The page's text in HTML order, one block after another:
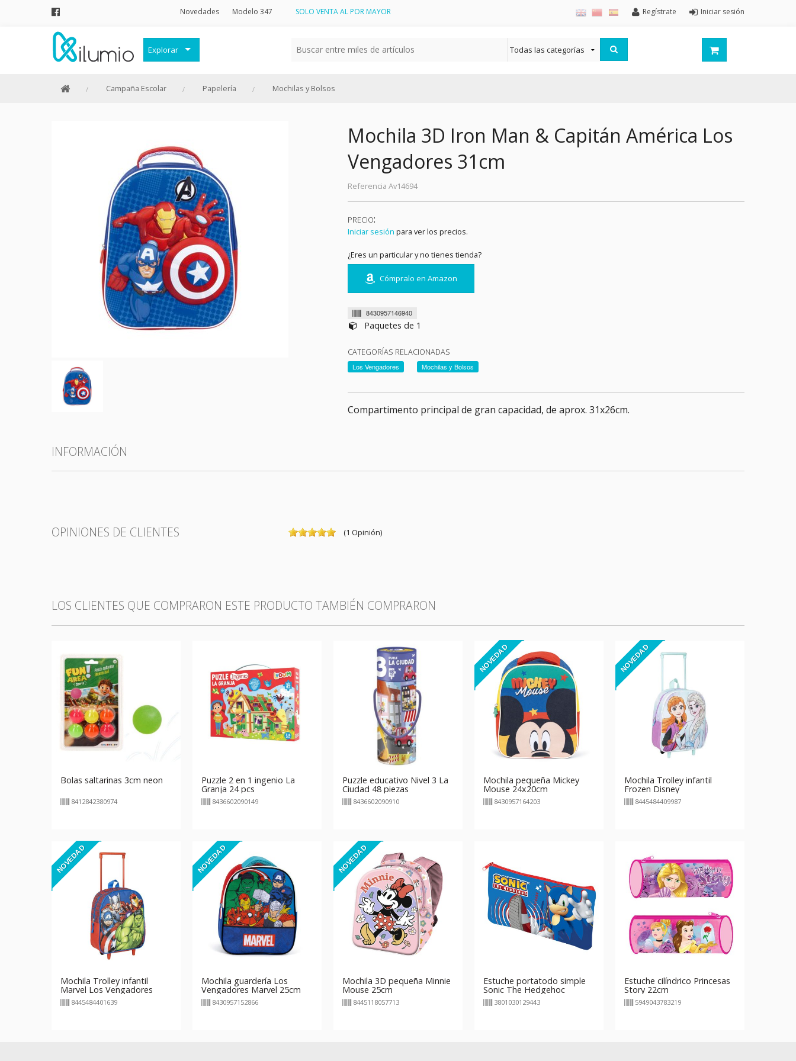
Novedades Modelo 347 SOLO VENTA AL POR MAYOR Iniciar sesión
Regístrate
Explorar
Frases Originales
Menaje
Merchandising Friki
Moda y Complementos
Invierno
Verano
Outlet
Personajes y marcas
Todas las categorías
Campaña Escolar Papelería Mochilas y Bolsos
Mochila 3D Iron Man & Capitán América Los
Vengadores 31cm
Referencia Av14694
PRECIO:
Iniciar sesión para ver los precios.
¿Eres un particular y no tienes tienda?
Cómpralo en Amazon
8430957146940
Paquetes de 1
CATEGORÍAS RELACIONADAS
Los Vengadores Mochilas y Bolsos
Compartimento principal de gran capacidad, de aprox. 31x26cm.
INFORMACIÓN
OPINIONES DE CLIENTES (1 Opinión)
LOS CLIENTES QUE COMPRARON ESTE PRODUCTO TAMBIÉN COMPRARON
Bolas saltarinas 3cm neon
8412842380974
Puzzle 2 en 1 ingenio La
Granja 24 pcs
8436602090149
Puzzle educativo Nivel 3 La
Ciudad 48 piezas
8436602090910
NOVEDAD
Mochila pequeña Mickey
Mouse 24x20cm
8430957164203
NOVEDAD
Mochila Trolley infantil
Frozen Disney
8445484409987
NOVEDAD
Mochila Trolley infantil
Marvel Los Vengadores
8445484401639
NOVEDAD
Mochila guardería Los
Vengadores Marvel 25cm
8430957152866
NOVEDAD
Mochila 3D pequeña Minnie
Mouse 25cm
8445118057713
Estuche portatodo simple
Sonic The Hedgehoc
3801030129443
Estuche cilíndrico Princesas
Story 22cm
5949043783219